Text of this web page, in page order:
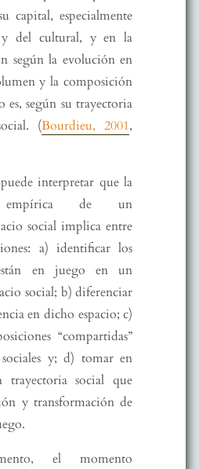
capital, especialmente
y del cultural, y en la
según la evolución en
y la composición
es, según su trayectoria
(Bourdieu, 2001,
interpretar que la
empírica de un
social implica entre
a) identificar los
en juego en un
social; b) diferenciar
en dicho espacio; c)
“compartidas”
y; d) tomar en
trayectoria social que
y transformación de
el momento